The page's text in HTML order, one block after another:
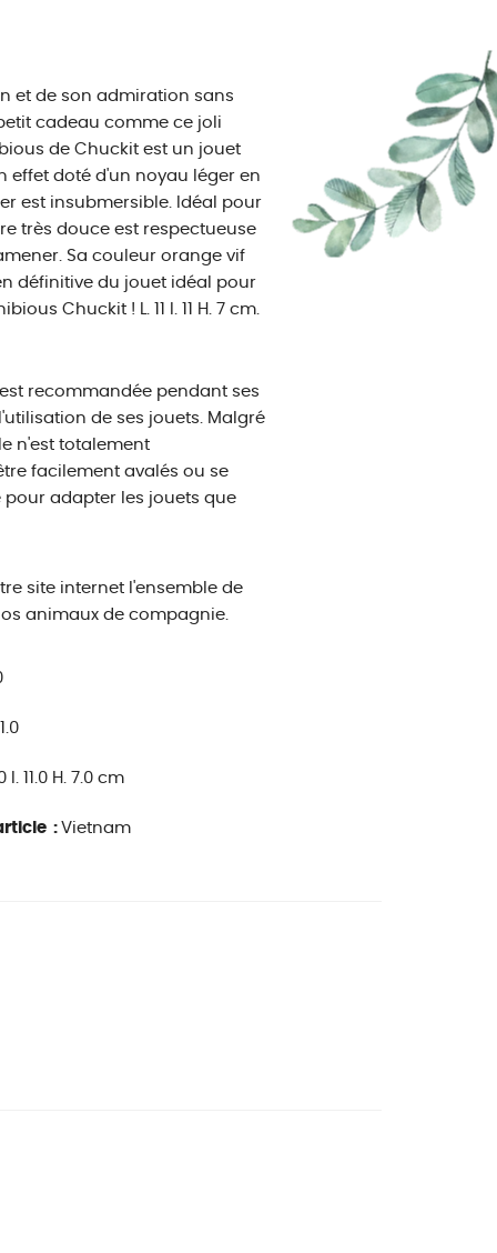
et de son admiration sans
cadeau comme ce joli
de Chuckit est un jouet
effet doté d'un noyau léger en
est insubmersible. Idéal pour
très douce est respectueuse
Sa couleur orange vif
définitive du jouet idéal pour
Chuckit ! L. 11 l. 11 H. 7 cm.
recommandée pendant ses
de ses jouets. Malgré
n'est totalement
facilement avalés ou se
adapter les jouets que
site internet l'ensemble de
animaux de compagnie.
l. 11.0 H. 7.0 cm
: Vietnam